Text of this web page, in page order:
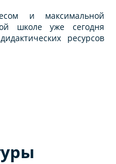
и максимальной
школе уже сегодня
ресурсов